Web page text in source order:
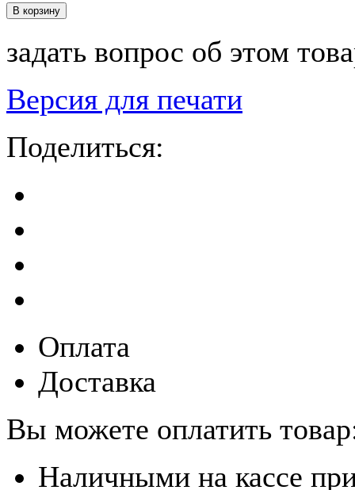
В корзину
задать вопрос об этом
Версия для печати
Поделиться:
Оплата
Доставка
Вы можете оплатить
Наличными на кассе